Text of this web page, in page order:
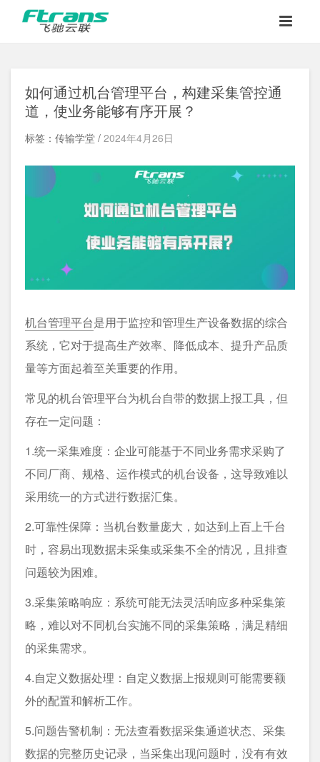
如何通过机台管理平台，构建采集管控通
道，使业务能够有序开展？
标签：传输学堂 / 2024年4月26日
机台管理平台是用于监控和管理生产设备数据的综合
系统，它对于提高生产效率、降低成本、提升产品质
量等方面起着至关重要的作用。
常见的机台管理平台为机台自带的数据上报工具，但
存在一定问题：
1.统一采集难度：企业可能基于不同业务需求采购了
不同厂商、规格、运作模式的机台设备，这导致难以
采用统一的方式进行数据汇集。
2.可靠性保障：当机台数量庞大，如达到上百上千台
时，容易出现数据未采集或采集不全的情况，且排查
问题较为困难。
3.采集策略响应：系统可能无法灵活响应多种采集策
略，难以对不同机台实施不同的采集策略，满足精细
的采集需求。
4.自定义数据处理：自定义数据上报规则可能需要额
外的配置和解析工作。
5.问题告警机制：⽆法查看数据采集通道状态、采集
数据的完整历史记录，当采集出现问题时，没有有效